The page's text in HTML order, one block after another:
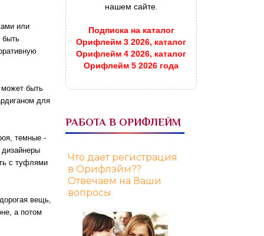
или
быть
быть
для
темные -
с туфлями
вещь,
а потом
нашем сайте.
Подписка на каталог
Орифлейм 3 2026, каталог
Орифлейм 4 2026, каталог
Орифлейм 5 2026 года
РАБОТА В ОРИФЛЕЙМ
Что дает регистрация
в Орифлэйм??
Отвечаем на Ваши
вопросы